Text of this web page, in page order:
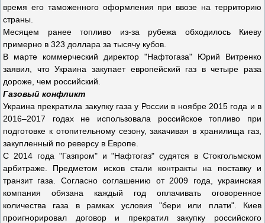
время его таможенного оформления при ввозе на территорию
страны.
Месяцем ранее топливо из-за рубежа обходилось Киеву
примерно в 323 доллара за тысячу кубов.
В марте коммерческий директор "Нафтогаза" Юрий Витренко
заявил, что Украина закупает европейский газ в четыре раза
дороже, чем российский.
Газовый конфликт
Украина прекратила закупку газа у России в ноябре 2015 года и в
2016–2017 годах не использовала российское топливо при
подготовке к отопительному сезону, закачивая в хранилища газ,
закупленный по реверсу в Европе.
С 2014 года "Газпром" и "Нафтогаз" судятся в Стокгольмском
арбитраже. Предметом исков стали контракты на поставку и
транзит газа. Согласно соглашению от 2009 года, украинская
компания обязана каждый год оплачивать оговоренное
количества газа в рамках условия "бери или плати". Киев
проигнорировал договор и прекратил закупку российского